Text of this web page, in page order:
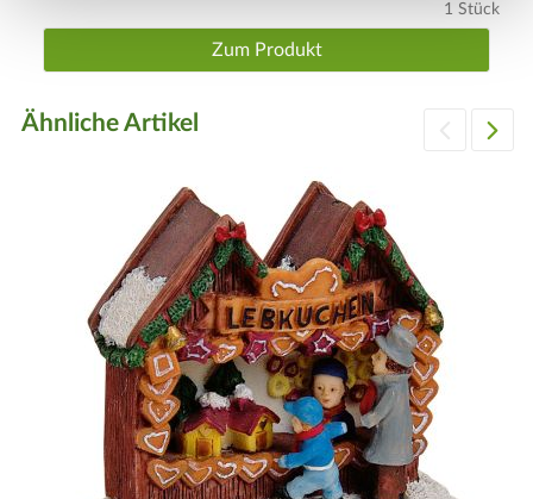
1 Stück
Zum Produkt
Ähnliche Artikel